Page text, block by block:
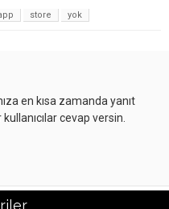
store yok
en kısa zamanda yanıt
cevap versin.